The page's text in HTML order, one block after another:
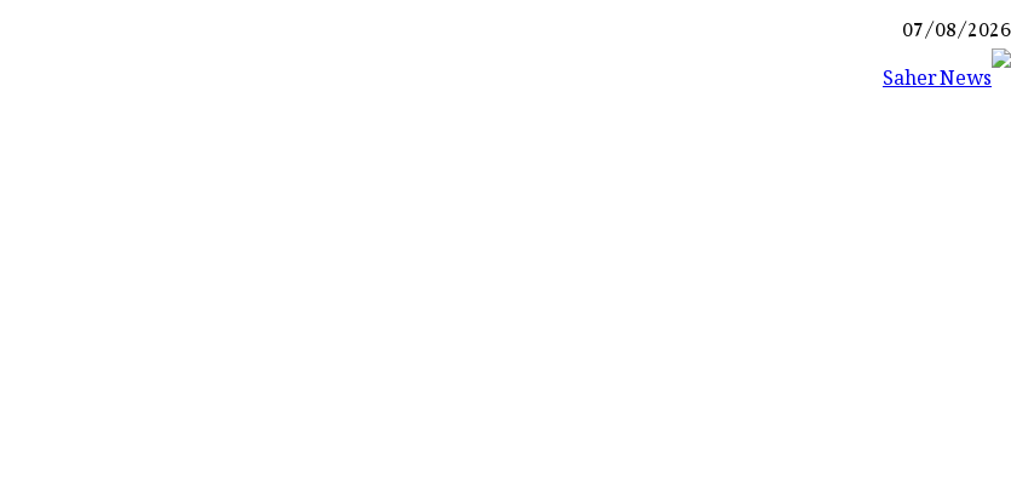
Skip
to
07/08/2026